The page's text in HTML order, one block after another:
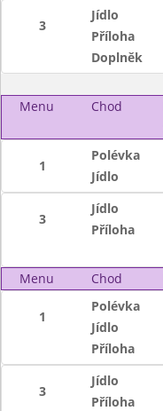
3
Jídlo
Příloha
Doplněk
Menu Chod
1
Polévka
Jídlo
3
Jídlo
Příloha
Menu
Chod
1
Polévka
Jídlo
Příloha
3
Jídlo
Příloha